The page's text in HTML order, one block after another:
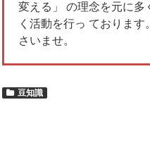
変える」 の理念を元に
く活動を行っ ておりま
さいませ。
豆知識